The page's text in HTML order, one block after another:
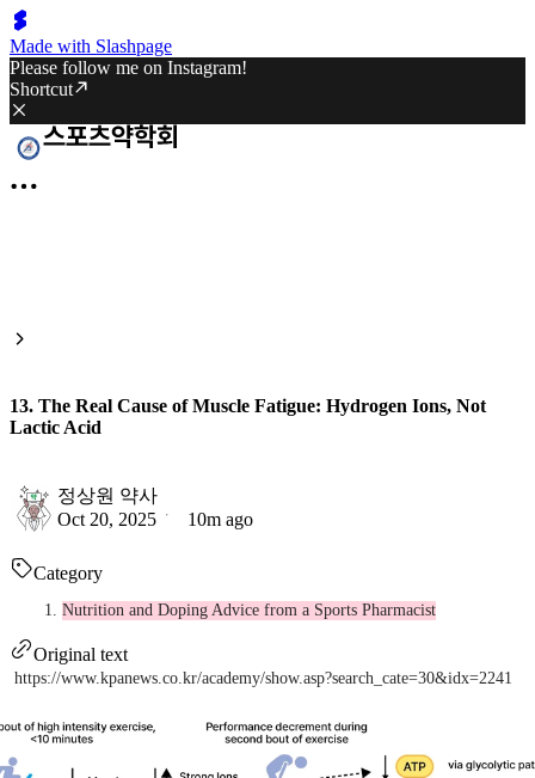
Made with Slashpage
Please follow me on Instagram!
Shortcut
13. The Real Cause of Muscle Fatigue: Hydrogen Ions, Not
Lactic Acid
정상원 약사
Oct 20, 2025
10m ago
Category
Nutrition and Doping Advice from a Sports Pharmacist
Original text
https://www.kpanews.co.kr/academy/show.asp?search_cate=30&idx=2241